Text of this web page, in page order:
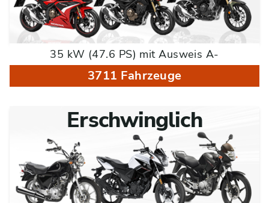
35 kW (47.6 PS) mit Ausweis A-
3711 Fahrzeuge
Erschwinglich